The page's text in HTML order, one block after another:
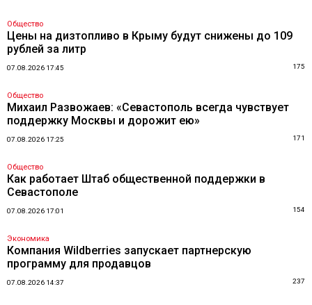
Общество
Цены на дизтопливо в Крыму будут снижены до 109
рублей за литр
07.08.2026 17:45 175
Общество
Михаил Развожаев: «Севастополь всегда чувствует
поддержку Москвы и дорожит ею»
07.08.2026 17:25 171
Общество
Как работает Штаб общественной поддержки в
Севастополе
07.08.2026 17:01 154
Экономика
Компания Wildberries запускает партнерскую
программу для продавцов
07.08.2026 14:37 237